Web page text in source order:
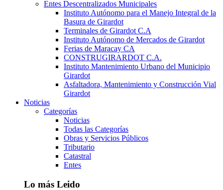
Entes Descentralizados Municipales
Instituto Autónomo para el Manejo Integral de la
Basura de Girardot
Terminales de Girardot C.A
Instituto Autónomo de Mercados de Girardot
Ferias de Maracay CA
CONSTRUGIRARDOT C.A.
Instituto Mantenimiento Urbano del Municipio
Girardot
Asfaltadora, Mantenimiento y Construcción Vial
Girardot
Noticias
Categorías
Noticias
Todas las Categorías
Obras y Servicios Públicos
Tributario
Catastral
Entes
Lo más Leido